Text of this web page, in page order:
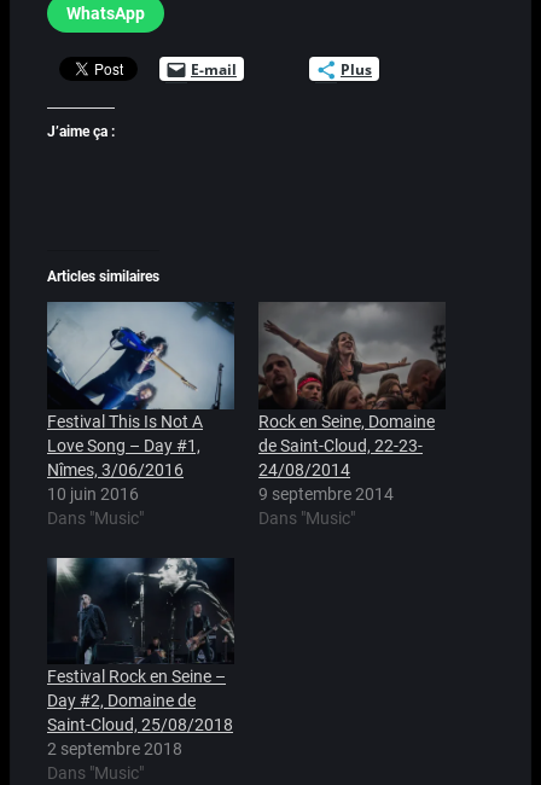
WhatsApp
E-mail Plus
J’aime ça :
Articles similaires
Festival This Is Not A
Love Song – Day #1,
Nîmes, 3/06/2016
10 juin 2016
Dans "Music"
Rock en Seine, Domaine
de Saint-Cloud, 22-23-
24/08/2014
9 septembre 2014
Dans "Music"
Festival Rock en Seine –
Day #2, Domaine de
Saint-Cloud, 25/08/2018
2 septembre 2018
Dans "Music"